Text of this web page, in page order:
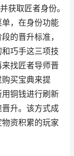
获取匠者身份。
，在身份功能
的晋升标准，
巧手这三项技
找匠者导师晋
买宝典来提
铜钱进行刷新
升。该方式成
资积累的玩家